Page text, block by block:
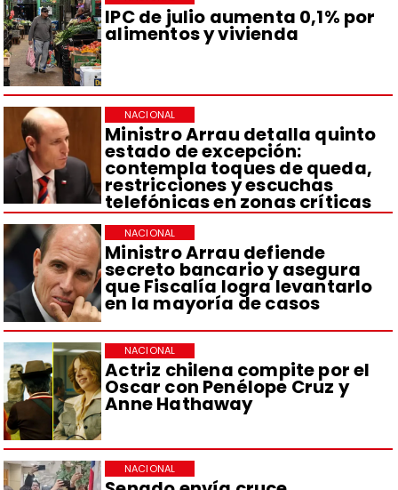
IPC de julio aumenta 0,1% por
alimentos y vivienda
Ministro Arrau detalla quinto
estado de excepción:
contempla toques de queda,
restricciones y escuchas
telefónicas en zonas críticas
NACIONAL
Ministro Arrau defiende
secreto bancario y asegura
que Fiscalía logra levantarlo
en la mayoría de casos
NACIONAL
Actriz chilena compite por el
Oscar con Penélope Cruz y
Anne Hathaway
NACIONAL
NACIONAL